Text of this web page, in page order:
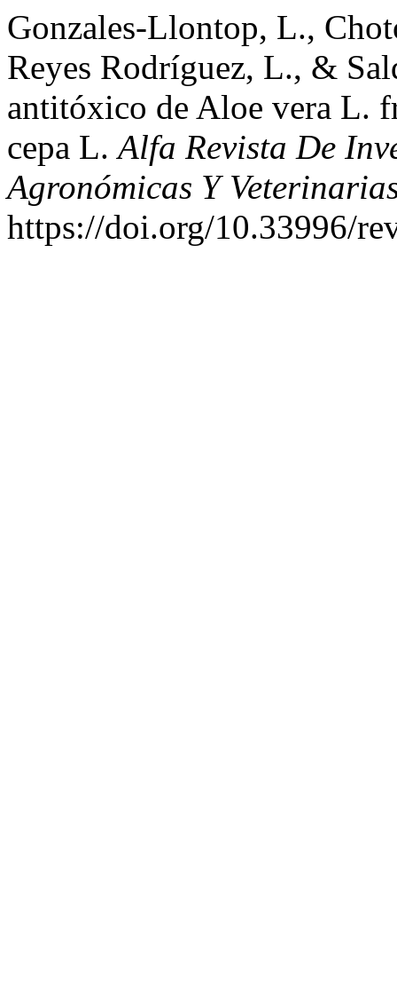
Gonzales-Llontop, L.,
Reyes Rodríguez, L., &
antitóxico de Aloe vera L.
cepa L.Alfa Revista De
Agronómicas Y
https://doi.org/10.33996/